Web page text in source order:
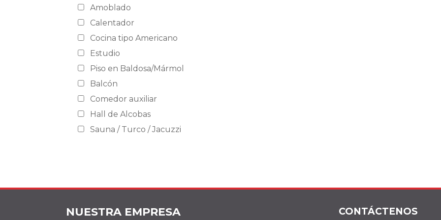
Amoblado
Calentador
Cocina tipo Americano
Estudio
Piso en Baldosa/Mármol
Balcón
Comedor auxiliar
Hall de Alcobas
Sauna / Turco / Jacuzzi
NUESTRA EMPRESA CONTÁCTENOS